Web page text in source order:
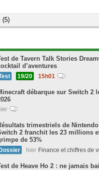
(5)
de Tavern Talk Stories
d’aventures
19/20 15h01
débarque sur Switch 2
trimestriels de
2 franchit les 23 millions
de 53%
hier Finance et chiffres de
de Heave Ho 2 : ne jamais